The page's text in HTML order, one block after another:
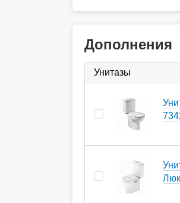
Дополнения
Унитазы